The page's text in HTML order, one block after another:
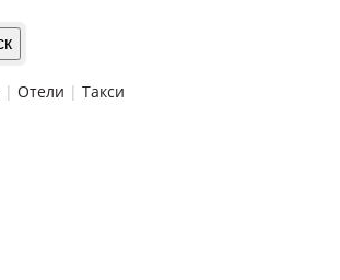
| Отели | Такси